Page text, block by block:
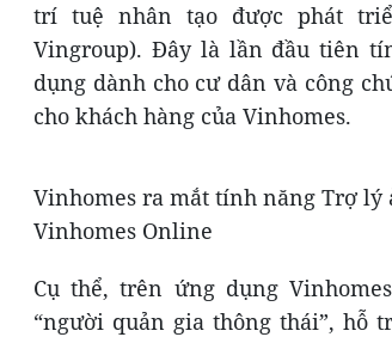
trí tuệ nhân tạo được phát
Vingroup). Đây là lần đầu tiên
dụng dành cho cư dân và công
cho khách hàng của Vinhomes.
Vinhomes ra mắt tính năng Trợ lý
Vinhomes Online
Cụ thể, trên ứng dụng
“người quản gia thông thái”, hỗ